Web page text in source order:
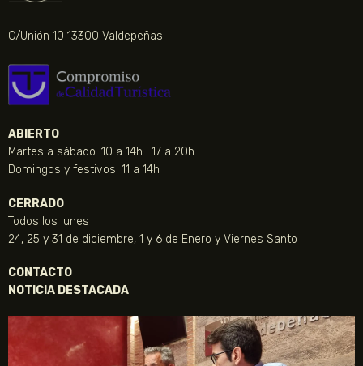
C/Unión 10 13300 Valdepeñas
ABIERTO
Martes a sábado: 10 a 14h | 17 a 20h
Domingos y festivos: 11 a 14h
CERRADO
Todos los lunes
24, 25 y 31 de diciembre, 1 y 6 de Enero y Viernes Santo
CONTACTO
NOTICIA DESTACADA